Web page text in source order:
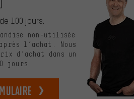
100 jours.
non-utilisée
l’achat. Nous
d’achat dans un
jours.